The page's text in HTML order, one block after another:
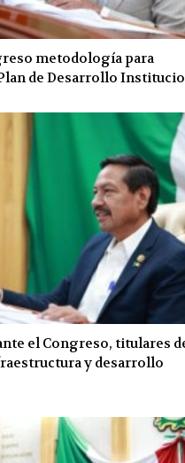
metodología para
de Desarrollo
el Congreso, titulares
y desarrollo